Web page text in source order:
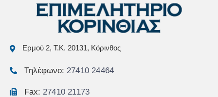
Ερμού 2, Τ.Κ. 20131, Κόρινθος
Τηλέφωνο: 27410 24464
Fax: 27410 21173